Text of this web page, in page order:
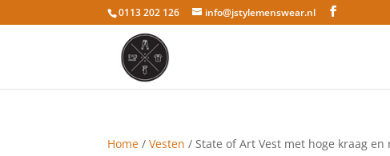
0113 202 126 info@jstylemenswear.nl
Home /Vesten / State of Art Vest met hoge kraag